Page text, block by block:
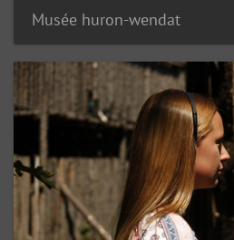
Musée huron-wendat